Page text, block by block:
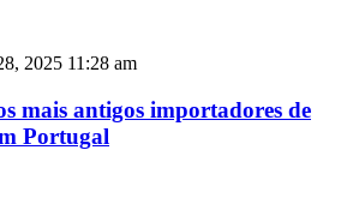
2025 11:28 am
mais antigos importadores de
Portugal